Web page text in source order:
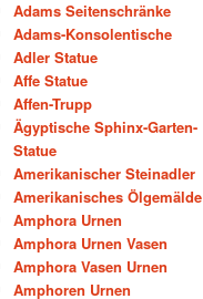
Adams Seitenschränke
Adams-Konsolentische
Adler Statue
Affe Statue
Affen-Trupp
Ägyptische Sphinx-Garten-
Statue
Amerikanischer Steinadler
Amerikanisches Ölgemälde
Amphora Urnen
Amphora Urnen Vasen
Amphora Vasen Urnen
Amphoren Urnen